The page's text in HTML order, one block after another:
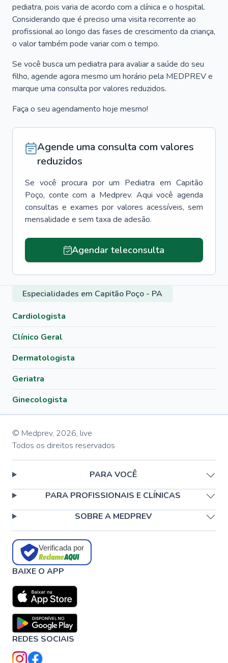
pediatra, pois varia de acordo com a clínica e o hospital.
Considerando que é preciso uma visita recorrente ao
profissional ao longo das fases de crescimento da criança,
o valor também pode variar com o tempo.
Se você busca um pediatra para avaliar a saúde do seu
filho, agende agora mesmo um horário pela MEDPREV e
marque uma consulta por valores reduzidos.
Faça o seu agendamento hoje mesmo!
Agende uma consulta com valores
reduzidos
Se você procura por um Pediatra em Capitão
Poço, conte com a Medprev. Aqui você agenda
consultas e exames por valores acessíveis, sem
mensalidade e sem taxa de adesão.
Agendar teleconsulta
Especialidades em Capitão Poço - PA
Cardiologista
Clínico Geral
Dermatologista
Geriatra
Ginecologista
© Medprev, 2026, live
Todos os direitos reservados
PARA VOCÊ
PARA PROFISSIONAIS E CLÍNICAS
SOBRE A MEDPREV
Verificada por
BAIXE O APP
REDES SOCIAIS